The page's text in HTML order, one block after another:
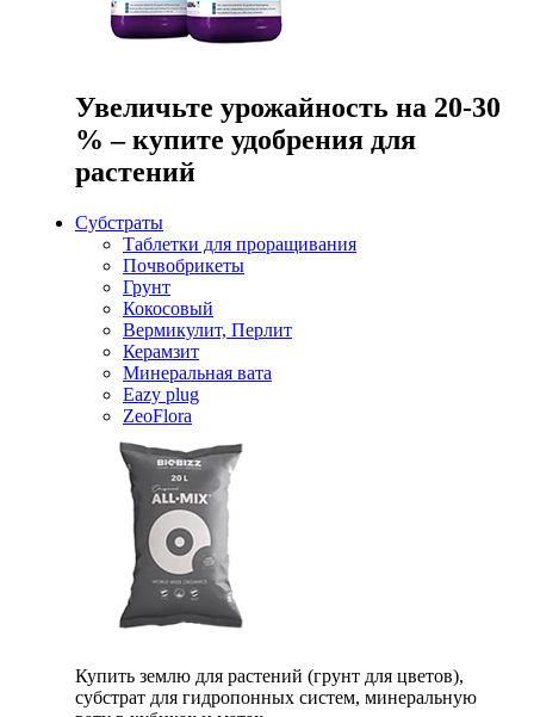
Увеличьте урожайность на 20-30
% – купите удобрения для
растений
Субстраты
Таблетки для проращивания
Почвобрикеты
Грунт
Кокосовый
Вермикулит, Перлит
Керамзит
Минеральная вата
Eazy plug
ZeoFlora
Купить землю для растений (грунт для цветов),
субстрат для гидропонных систем, минеральную